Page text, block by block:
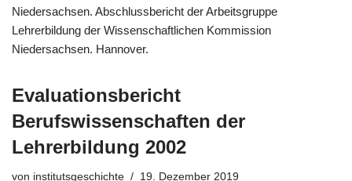
Niedersachsen. Abschlussbericht der Arbeitsgruppe
Lehrerbildung der Wissenschaftlichen Kommission
Niedersachsen. Hannover.
Evaluationsbericht
Berufswissenschaften der
Lehrerbildung 2002
von institutsgeschichte 19. Dezember 2019